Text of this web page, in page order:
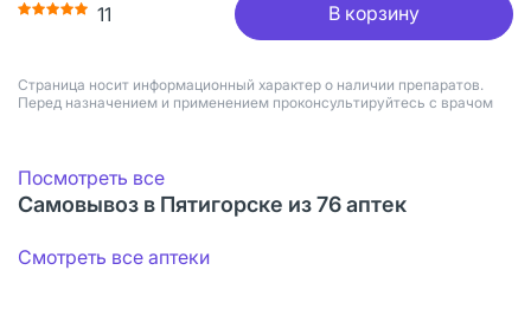
11 В корзину
Страница носит информационный характер о наличии препаратов.
Перед назначением и применением проконсультируйтесь с врачом
Посмотреть все
Самовывоз в Пятигорске из 76 аптек
Смотреть все аптеки